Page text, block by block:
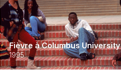
Fièvre à Columbus University
1995